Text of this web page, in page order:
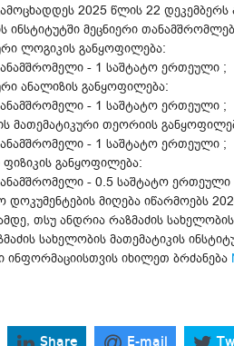
2025 წლის 22
ინსტიტუტში მეცნიერი
ლოგიკის განყოფილება:
- 1 საშტატო ერთეული ;
ანალიზის განყოფილება:
- 1 საშტატო ერთეული ;
მათემატიკური თეორიის
- 1 საშტატო ერთეული ;
განყოფილება:
- 0.5 საშტატო ერთეული
დოკუმენტების მიღება იწარმოებს
თსუ ანდრია რაზმაძის
სახელობის მათემატიკის
ინფორმაციისთვის იხილეთ ბრძანება
Share E-mail